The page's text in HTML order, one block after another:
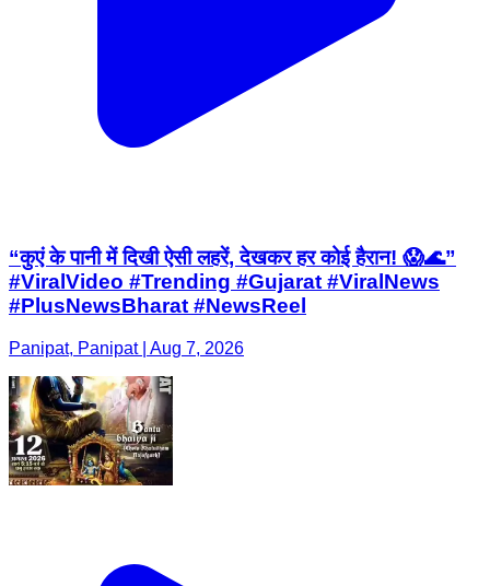
“कुएं के पानी में दिखी ऐसी लहरें, देखकर हर कोई हैरान! 😱🌊”
#ViralVideo #Trending #Gujarat #ViralNews
#PlusNewsBharat #NewsReel
Panipat, Panipat | Aug 7, 2026